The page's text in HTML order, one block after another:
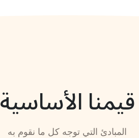
قيمنا الأساسية
المبادئ التي توجه كل ما نقوم به